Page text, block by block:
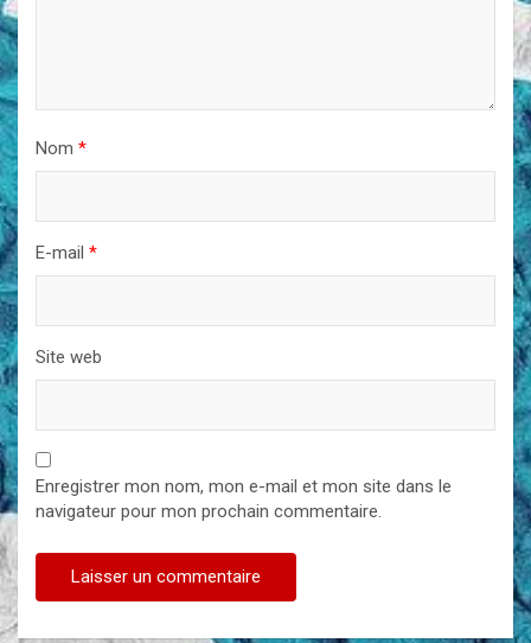
Nom *
E-mail *
Site web
Enregistrer mon nom, mon e-mail et mon site dans le
navigateur pour mon prochain commentaire.